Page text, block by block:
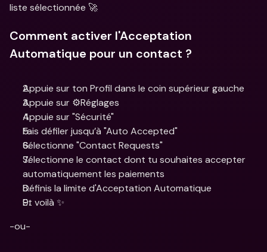
liste sélectionnée 🚀
Comment activer l'Acceptation
Automatique pour un contact ?
Appuie sur ton Profil dans le coin supérieur gauche
Appuie sur ⚙️Réglages
Appuie sur "Sécurité"
Fais défiler jusqu’à "Auto Accepted"
Sélectionne "Contact Requests"
Sélectionne le contact dont tu souhaites accepter
automatiquement les paiements
Définis la limite d'Acceptation Automatique
Et voilà ✨
-ou-